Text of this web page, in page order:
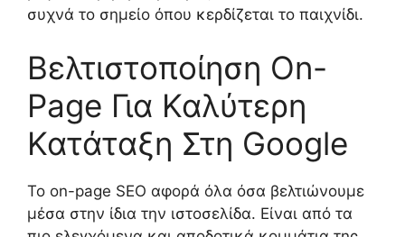
συχνά το σημείο όπου κερδίζεται το παιχνίδι.
Βελτιστοποίηση On-
Page Για Καλύτερη
Κατάταξη Στη Google
Το on-page SEO αφορά όλα όσα βελτιώνουμε
μέσα στην ίδια την ιστοσελίδα. Είναι από τα